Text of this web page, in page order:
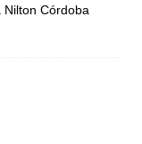
Córdoba